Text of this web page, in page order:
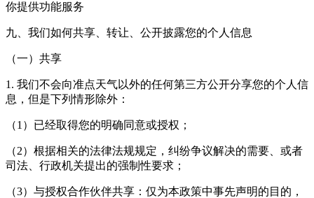
你提供功能服务
九、我们如何共享、转让、公开披露您的个人信息
（一）共享
1. 我们不会向准点天气以外的任何第三方公开分享您的个人信
息，但是下列情形除外：
（1）已经取得您的明确同意或授权；
（2）根据相关的法律法规规定，纠纷争议解决的需要、或者
司法、行政机关提出的强制性要求；
（3）与授权合作伙伴共享：仅为本政策中事先声明的目的，